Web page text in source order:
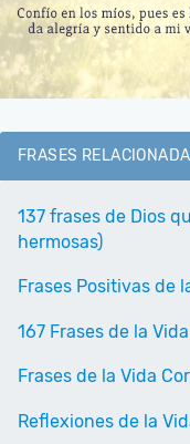
FRASES
137 frases de Dios
hermosas)
Frases Positivas de
167 Frases de la Vida
Frases de la Vida
Reflexiones de la